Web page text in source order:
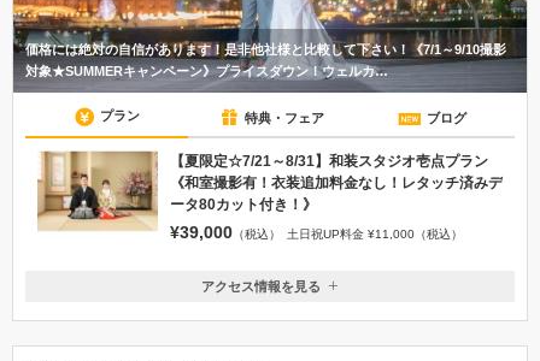
価格には絶対の自信があります！是非他社様と比較して下さい！《7/1～9/10撮影
対象★SUMMERキャンペーン》プライスダウン！ウェルカ…
プラン 特典・フェア ブログ
【夏限定☆7/21～8/31】和装スタジオ壱点プラン
《和室撮影有！衣装追加料金なし！レタッチ済みデ
ータ80カット付き！》
¥39,000 （税込） 土日祝UP料金 ¥11,000（税込）
神奈川県横浜市中区松影町1-3-7ロックヒルズⅧ203
アクセス情報を見る